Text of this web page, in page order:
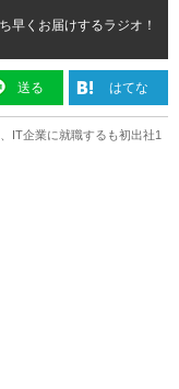
早くお届けするラジオ！
送る はてな
IT企業に就職するも初出社1